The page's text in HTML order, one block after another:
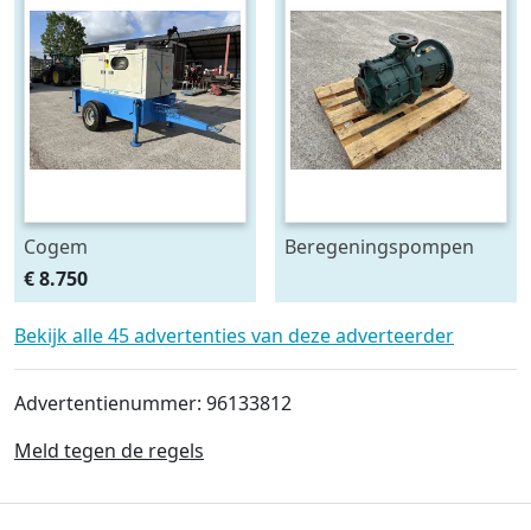
Cogem
beregeningspomp
€ 8.750
Beregeningspompen
Bekijk alle 45 advertenties van deze adverteerder
Advertentienummer: 96133812
Meld tegen de regels